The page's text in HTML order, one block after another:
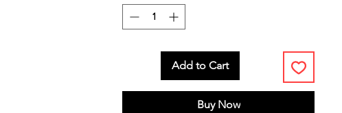
Add to Cart
Buy Now